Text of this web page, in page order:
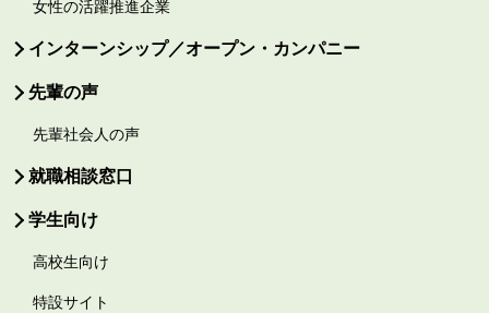
女性の活躍推進企業
インターンシップ／オープン・カンパニー
先輩の声
先輩社会人の声
就職相談窓口
学生向け
高校生向け
特設サイト